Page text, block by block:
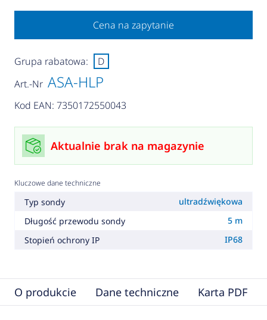
Cena na zapytanie
Art.-Nr ASA-HLP
Kod EAN: 7350172550043
Grupa rabatowa: D
Aktualnie brak na magazynie
Kluczowe dane techniczne
Typ sondy
ultradźwiękowa
Długość przewodu sondy
5 m
Stopień ochrony IP
IP68
O produkcie Dane techniczne Karta PDF